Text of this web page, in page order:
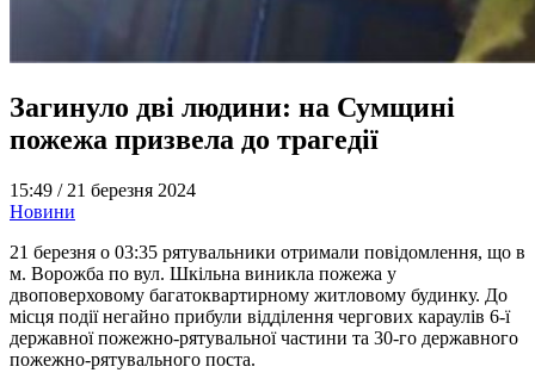
Загинуло дві людини: на Сумщині
пожежа призвела до трагедії
15:49 / 21 березня 2024
Новини
21 березня о 03:35 рятувальники отримали повідомлення, що в
м. Ворожба по вул. Шкільна виникла пожежа у
двоповерховому багатоквартирному житловому будинку. До
місця події негайно прибули відділення чергових караулів 6-ї
державної пожежно-рятувальної частини та 30-го державного
пожежно-рятувального поста.